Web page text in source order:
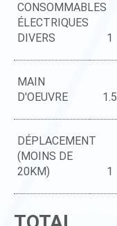
CONSOMMABLES
ÉLECTRIQUES
DIVERS
1
MAIN
D'OEUVRE
1.5
DÉPLACEMENT
(MOINS DE
20KM)
1